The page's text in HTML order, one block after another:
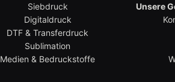
Siebdruck
Digitaldruck
DTF & Transferdruck
Sublimation
Medien & Bedruckstoffe
Unsere